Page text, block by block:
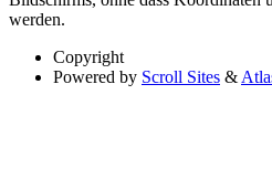
werden.
Copyright
Powered by Scroll Sites &